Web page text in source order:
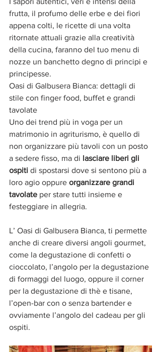
frutta, il profumo delle erbe e dei fiori
appena colti, le ricette di una volta
ritornate attuali grazie alla creatività
della cucina, faranno del tuo menu di
nozze un banchetto degno di principi e
principesse.
Oasi di Galbusera Bianca: dettagli di
stile con finger food, buffet e grandi
tavolate
Uno dei trend più in voga per un
matrimonio in agriturismo, è quello di
non organizzare più tavoli con un posto
a sedere fisso, ma di lasciare liberi gli
ospiti di spostarsi dove si sentono più a
loro agio oppure organizzare grandi
tavolate per stare tutti insieme e
festeggiare in allegria.
L’ Oasi di Galbusera Bianca, ti permette
anche di creare diversi angoli gourmet,
come la degustazione di confetti o
cioccolato, l’angolo per la degustazione
di formaggi del luogo, oppure il corner
per la degustazione di thè e tisane,
l’open-bar con o senza bartender e
ovviamente l’angolo del cadeau per gli
ospiti.